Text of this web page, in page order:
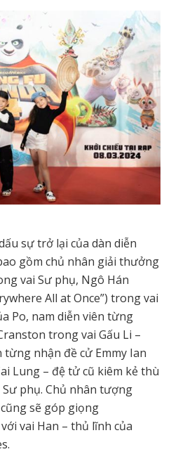
sự trở lại của dàn diễn
gồm chủ nhân giải thưởng
vai Sư phụ, Ngô Hán
All at Once”) trong vai
Po, nam diễn viên từng
trong vai Gấu Li –
từng nhận đề cử Emmy Ian
Lung – đệ tử cũ kiêm kẻ thù
phụ. Chủ nhân tượng
sẽ góp giọng
vai Han – thủ lĩnh của